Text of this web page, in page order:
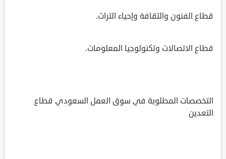
قطاع الفنون والثقافة وإحياء التراث.
قطاع الاتصالات وتكنولوجيا المعلومات.
التخصصات المطلوبة في سوق العمل السعودي قطاع
التعدين